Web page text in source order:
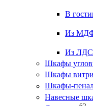
В
Из
Из
Шкафы
Шкафы
Шкафы-
Навесные